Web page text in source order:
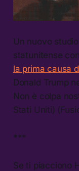
Un nuovo
statunitense
la prima causa
Donald Trump
Non è colpa
Stati Uniti)
***
Se ti piacciono